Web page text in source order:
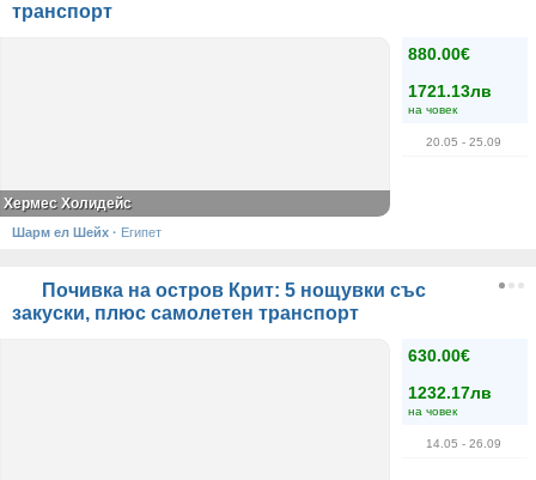
транспорт
880.00€
1721.13лв
на човек
20.05 - 25.09
Хермес Холидейс
Шарм ел Шейх · Египет
Почивка на остров Крит: 5 нощувки със
закуски, плюс самолетен транспорт
630.00€
1232.17лв
на човек
14.05 - 26.09